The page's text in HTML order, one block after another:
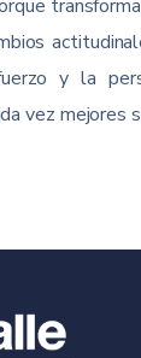
y la
vez mejores